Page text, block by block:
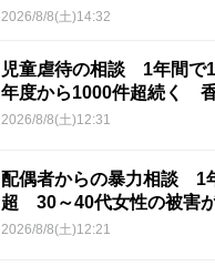
2026/8/8(土)14:32
児童虐待の相談 1年間
年度から1000件超続く
2026/8/8(土)12:31
配偶者からの暴力相談 1
超 30～40代女性の被害
2026/8/8(土)12:21